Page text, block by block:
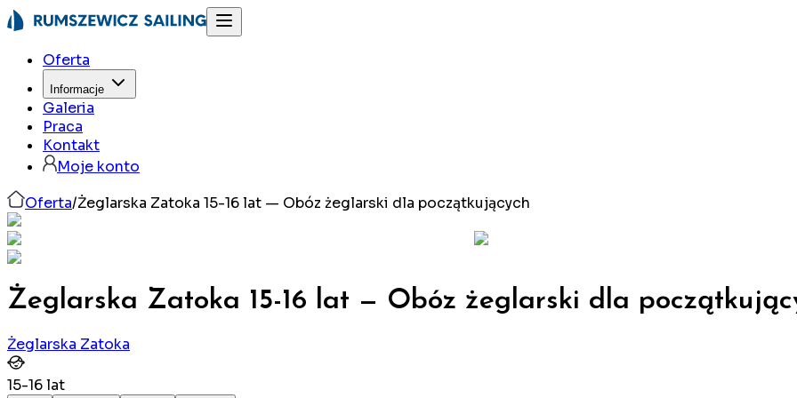
Oferta
Informacje
Galeria
Praca
Kontakt
Moje konto
Oferta/Żeglarska Zatoka 15-16 lat — Obóz żeglarski dla początkujących
Żeglarska Zatoka 15-16 lat — Obóz żeglarski dla
Żeglarska Zatoka
15-16lat